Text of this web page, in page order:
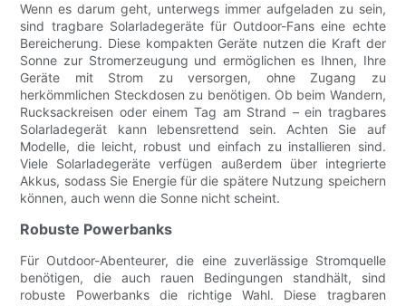
Wenn es darum geht, unterwegs immer aufgeladen zu sein,
sind tragbare Solarladegeräte für Outdoor-Fans eine echte
Bereicherung. Diese kompakten Geräte nutzen die Kraft der
Sonne zur Stromerzeugung und ermöglichen es Ihnen, Ihre
Geräte mit Strom zu versorgen, ohne Zugang zu
herkömmlichen Steckdosen zu benötigen. Ob beim Wandern,
Rucksackreisen oder einem Tag am Strand – ein tragbares
Solarladegerät kann lebensrettend sein. Achten Sie auf
Modelle, die leicht, robust und einfach zu installieren sind.
Viele Solarladegeräte verfügen außerdem über integrierte
Akkus, sodass Sie Energie für die spätere Nutzung speichern
können, auch wenn die Sonne nicht scheint.
Robuste Powerbanks
Für Outdoor-Abenteurer, die eine zuverlässige Stromquelle
benötigen, die auch rauen Bedingungen standhält, sind
robuste Powerbanks die richtige Wahl. Diese tragbaren